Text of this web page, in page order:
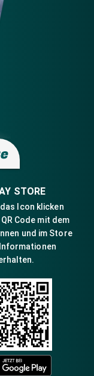
STORE
Icon klicken
Code mit dem
und im Store